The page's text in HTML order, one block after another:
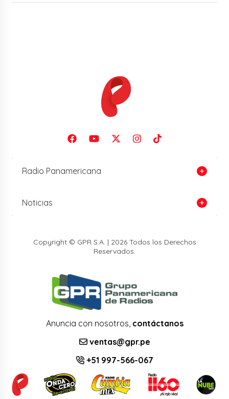
Radio Panamericana
Noticias
Copyright © GPR S.A. | 2026 Todos los Derechos
Reservados.
Anuncia con nosotros, contáctanos
ventas@gpr.pe
+51 997-566-067